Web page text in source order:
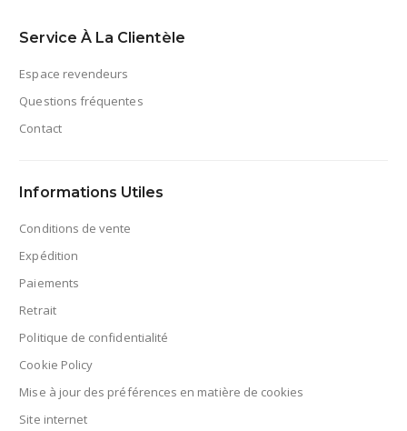
Service À La Clientèle
Espace revendeurs
Questions fréquentes
Contact
Informations Utiles
Conditions de vente
Expédition
Paiements
Retrait
Politique de confidentialité
Cookie Policy
Mise à jour des préférences en matière de cookies
Site internet